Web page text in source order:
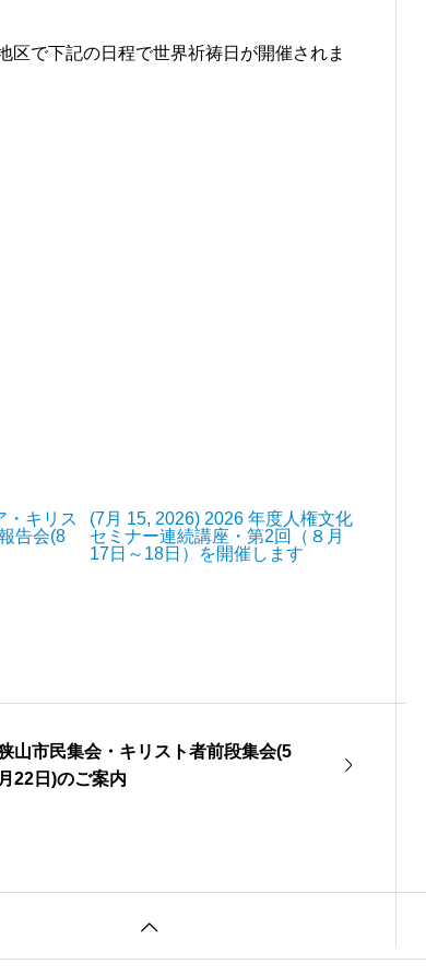
で下記の日程で世界祈祷日が開催されま
・キリス
告会(8
(7月 15, 2026) 2026 年度人権文化
セミナー連続講座・第2回（８月
17日～18日）を開催します
山市民集会・キリスト者前段集会(5
月22日)のご案内